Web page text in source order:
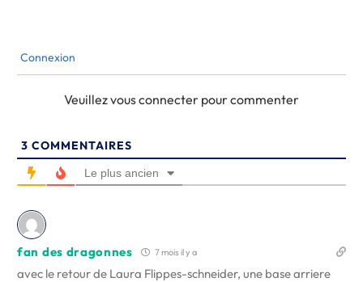
Connexion
Veuillez vous connecter pour commenter
3 COMMENTAIRES
Le plus ancien
fan des dragonnes 7 mois il y a
avec le retour de Laura Flippes-schneider, une base arriere